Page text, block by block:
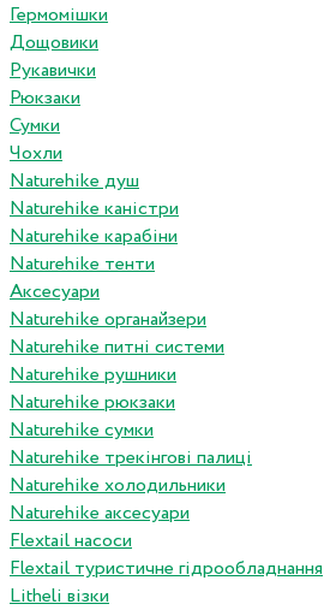
Гермомішки
Дощовики
Рукавички
Рюкзаки
Сумки
Чохли
Naturehike душ
Naturehike каністри
Naturehike карабіни
Naturehike тенти
Аксесуари
Naturehike органайзери
Naturehike питні системи
Naturehike рушники
Naturehike рюкзаки
Naturehike сумки
Naturehike трекінгові палиці
Naturehike холодильники
Naturehike аксесуари
Flextail насоси
Flextail туристичне гідрообладнання
Litheli візки